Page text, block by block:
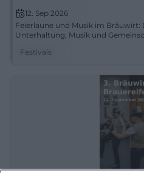
12. Sep 2026
Feierlaune und Musik im Bräuwirt:
Unterhaltung, Musik und
Festivals